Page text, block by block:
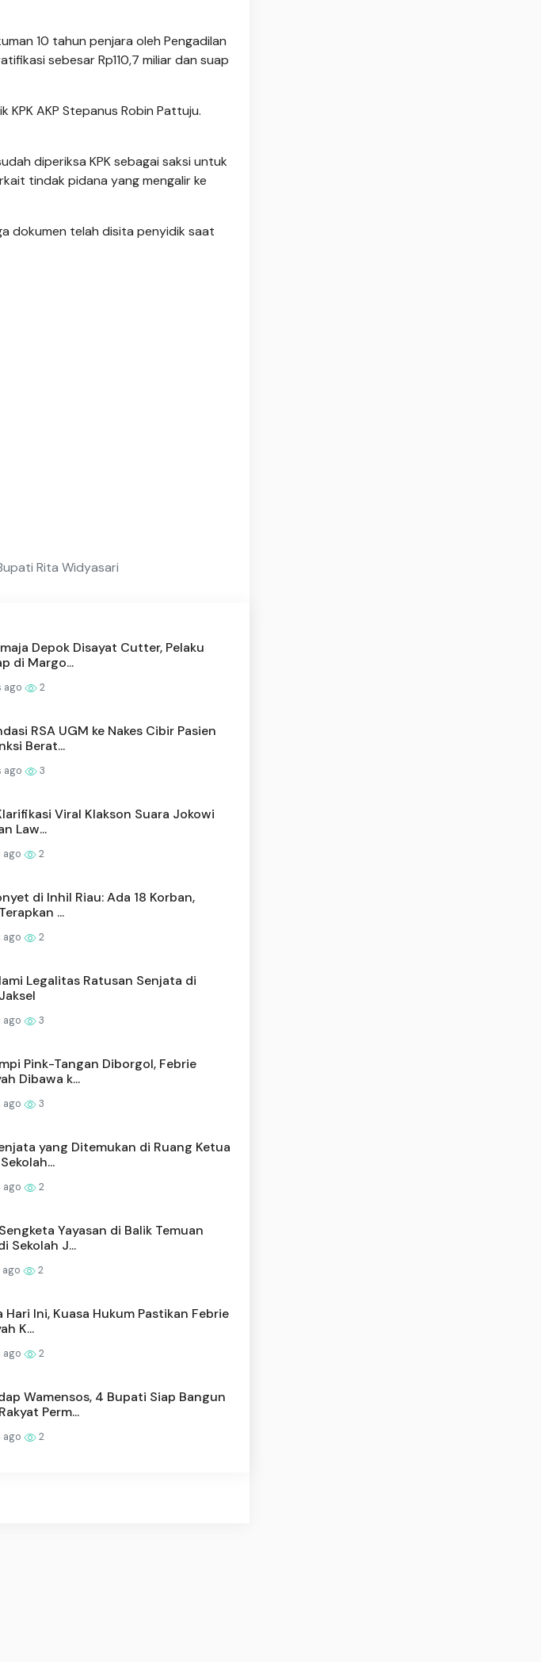
10 tahun penjara oleh Pengadilan
sebesar Rp110,7 miliar dan suap
AKP Stepanus Robin Pattuju.
diperiksa KPK sebagai saksi untuk
tindak pidana yang mengalir ke
dokumen telah disita penyidik saat
Rita Widyasari
Depok Disayat Cutter, Pelaku
di Margo...
ago 2
RSA UGM ke Nakes Cibir Pasien
Berat...
ago 3
Viral Klakson Suara Jokowi
Law...
ago 2
di Inhil Riau: Ada 18 Korban,
...
ago 2
Legalitas Ratusan Senjata di
ago 3
Pink-Tangan Diborgol, Febrie
Dibawa k...
ago 3
yang Ditemukan di Ruang Ketua
ago 2
Yayasan di Balik Temuan
Sekolah J...
2
Hari Ini, Kuasa Hukum Pastikan Febrie
K...
ago 2
Wamensos, 4 Bupati Siap Bangun
Perm...
ago 2